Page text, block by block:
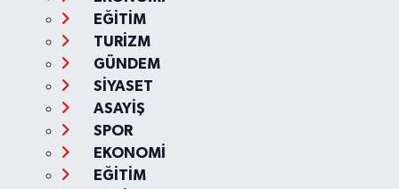
EĞİTİM
TURİZM
GÜNDEM
SİYASET
ASAYİŞ
SPOR
EKONOMİ
EĞİTİM